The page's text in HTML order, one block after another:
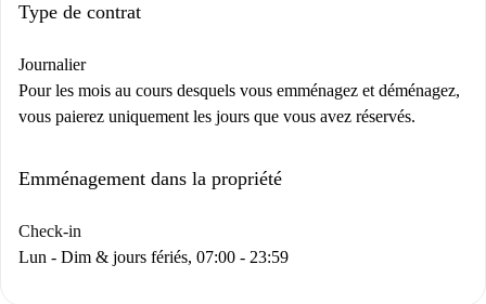
Type de contrat
Journalier
Pour les mois au cours desquels vous emménagez et déménagez,
vous paierez uniquement les jours que vous avez réservés.
Emménagement dans la propriété
Check-in
Lun - Dim & jours fériés, 07:00 - 23:59